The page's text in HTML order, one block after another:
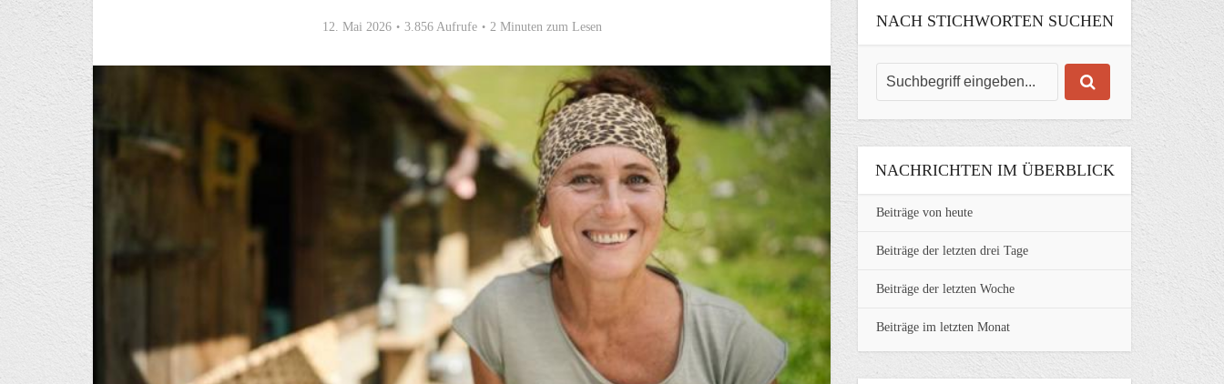
12. Mai 2026 3.856 Aufrufe 2 Minuten zum Lesen NACH STICHWORTEN SUCHEN
NACHRICHTEN IM ÜBERBLICK
Beiträge von heute
Beiträge der letzten drei Tage
Beiträge der letzten Woche
Beiträge im letzten Monat